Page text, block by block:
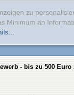
zu
Minimum an
- bis zu 500